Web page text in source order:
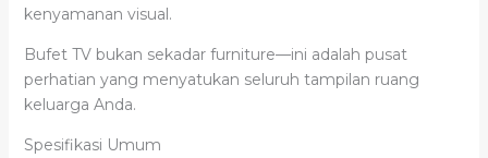
kenyamanan visual.
Bufet TV bukan sekadar furniture—ini adalah pusat
perhatian yang menyatukan seluruh tampilan ruang
keluarga Anda.
Spesifikasi Umum